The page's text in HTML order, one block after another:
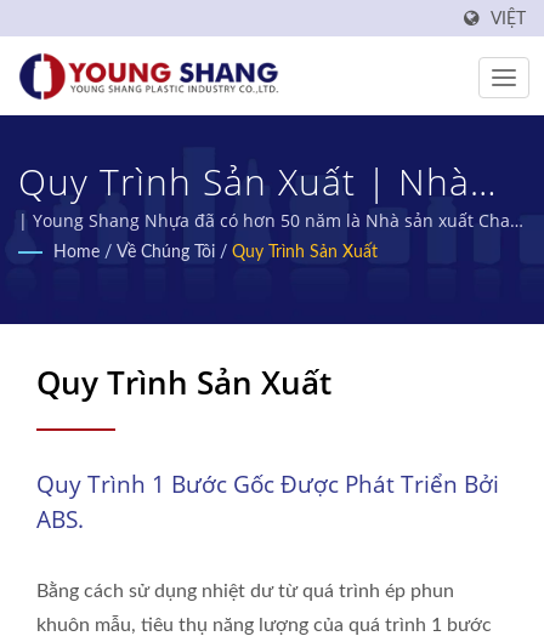
VIỆT
Quy Trình Sản Xuất | Nhà
Sản Xuất Hộp Và Lọ Thực
Năm | YOUNG SHANG
PLASTIC INDUSTRY CO., LTD.
| Young Shang Nhựa đã có hơn 50 năm là Nhà sản xuất Chai
PET và Preforms PET tại Đài Loan.
Home / Về Chúng Tôi / Quy Trình Sản Xuất
Quy Trình Sản Xuất
Quy Trình 1 Bước Gốc Được Phát Triển Bởi
ABS.
Bằng cách sử dụng nhiệt dư từ quá trình ép phun
khuôn mẫu, tiêu thụ năng lượng của quá trình 1 bước